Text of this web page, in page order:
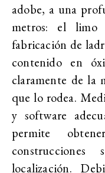
adobe, a una
metros: el
fabricación de
contenido en
claramente de la
que lo rodea.
y software
permite
localización.